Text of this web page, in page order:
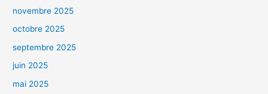
novembre 2025
octobre 2025
septembre 2025
juin 2025
mai 2025